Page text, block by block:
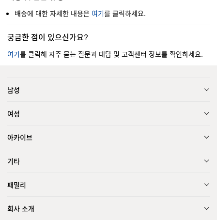
배송에 대한 자세한 내용은 여기를 클릭하세요.
궁금한 점이 있으신가요?
여기를 클릭해 자주 묻는 질문과 대답 및 고객센터 정보를 확인하세요.
남성
여성
아카이브
기타
패밀리
회사 소개